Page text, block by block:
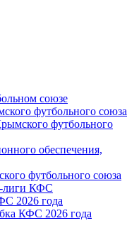
союзе
футбольного союза
футбольного
обеспечения,
футбольного союза
лиги КФС
2026 года
КФС 2026 года